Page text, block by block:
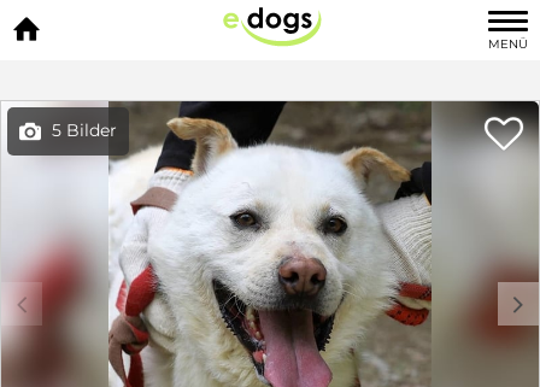

MENÜ
 5 Bilder 
c d